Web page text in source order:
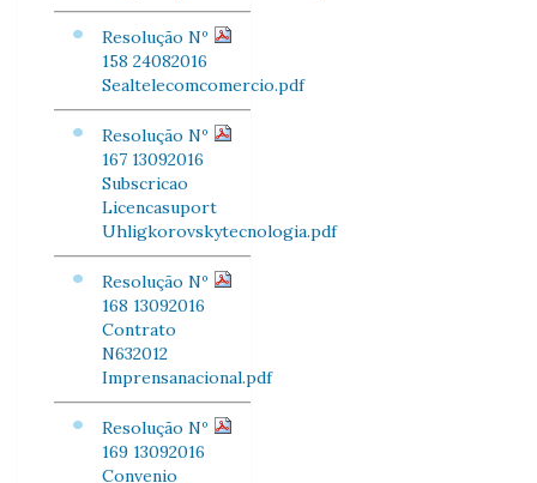
Resolução Nº
158 24082016
Sealtelecomcomercio.pdf
Resolução Nº
167 13092016
Subscricao
Licencasuport
Uhligkorovskytecnologia.pdf
Resolução Nº
168 13092016
Contrato
N632012
Imprensanacional.pdf
Resolução Nº
169 13092016
Convenio